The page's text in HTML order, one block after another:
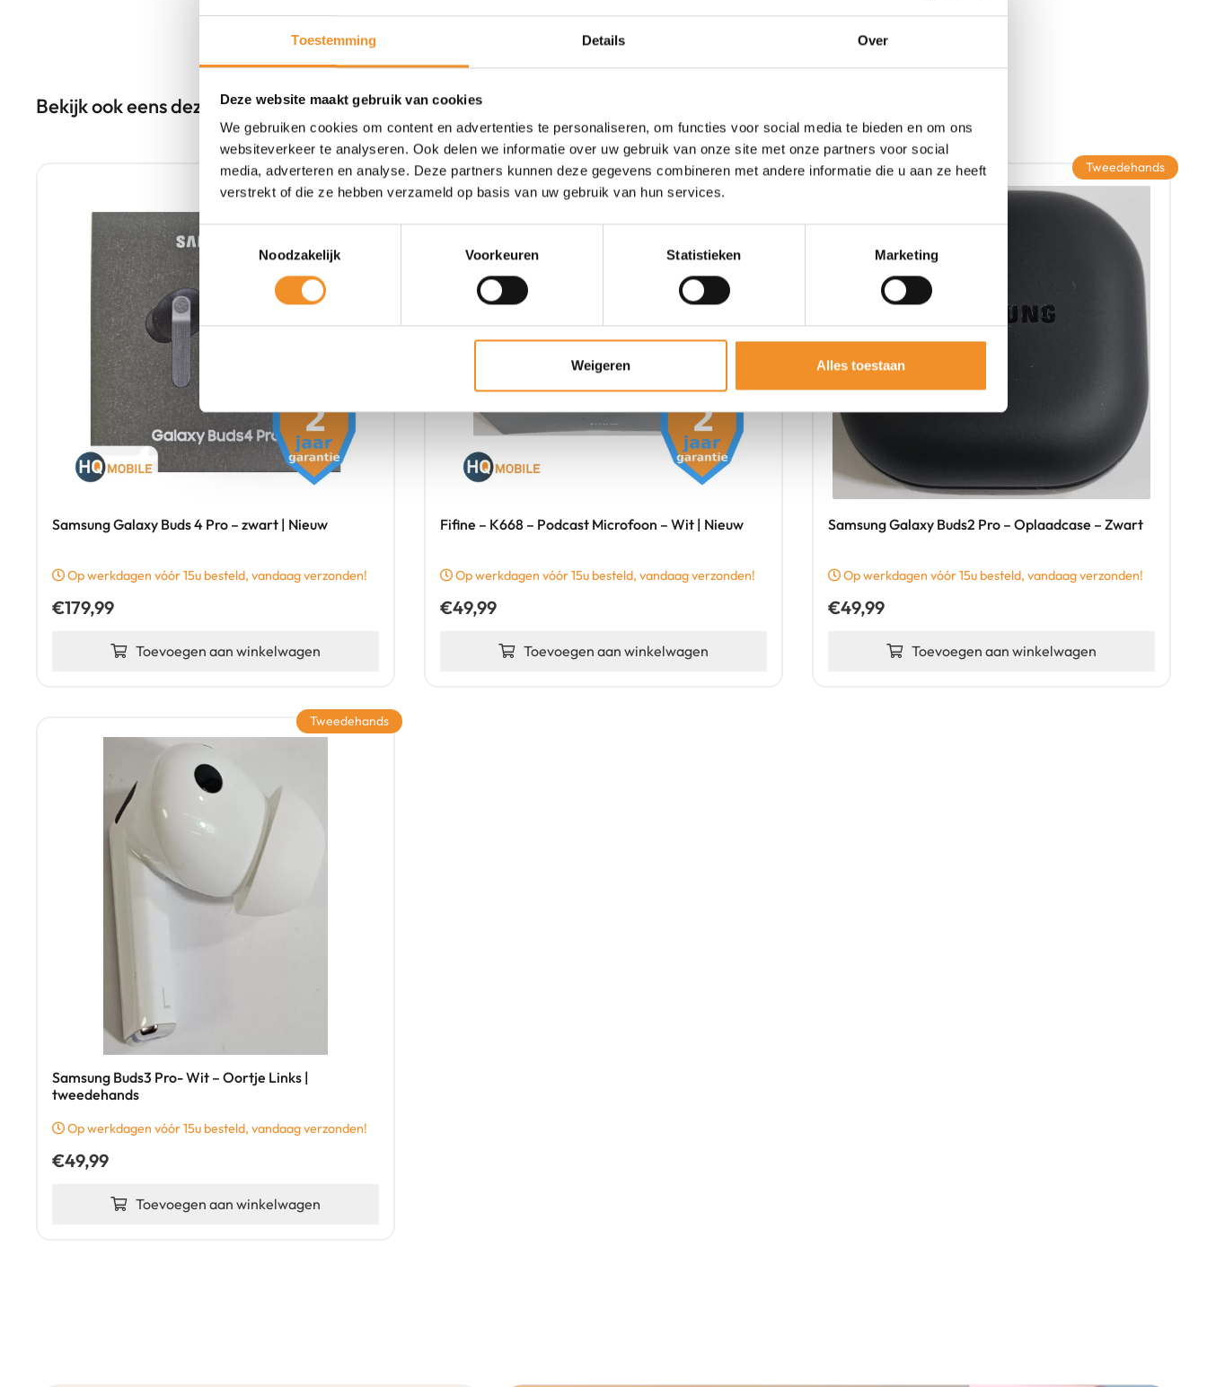
Toestemming Details Over
Deze website maakt gebruik van cookies
We gebruiken cookies om content en advertenties te personaliseren, om functies voor social media te bieden en om ons
websiteverkeer te analyseren. Ook delen we informatie over uw gebruik van onze site met onze partners voor social
media, adverteren en analyse. Deze partners kunnen deze gegevens combineren met andere informatie die u aan ze heeft
verstrekt of die ze hebben verzameld op basis van uw gebruik van hun services.
Toestemmingsselectie
Noodzakelijk
Voorkeuren Statistieken Marketing
Weigeren Alles toestaan
Bekijk ook eens deze producten
Samsung Galaxy Buds 4 Pro – zwart | Nieuw
Op werkdagen vóór 15u besteld, vandaag verzonden!
€179,99
Toevoegen aan winkelwagen
Nieuw
Fifine – K668 – Podcast Microfoon – Wit | Nieuw
Op werkdagen vóór 15u besteld, vandaag verzonden!
€49,99
Toevoegen aan winkelwagen
Nieuw
Samsung Galaxy Buds2 Pro – Oplaadcase – Zwart
Op werkdagen vóór 15u besteld, vandaag verzonden!
€49,99
Toevoegen aan winkelwagen
Tweedehands
Samsung Buds3 Pro- Wit – Oortje Links |
tweedehands
Op werkdagen vóór 15u besteld, vandaag verzonden!
€49,99
Toevoegen aan winkelwagen
Tweedehands